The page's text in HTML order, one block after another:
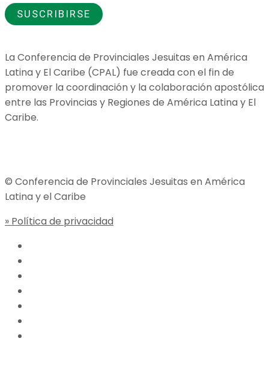
La Conferencia de Provinciales Jesuitas en América
Latina y El Caribe (CPAL) fue creada con el fin de
promover la coordinación y la colaboración apostólica
entre las Provincias y Regiones de América Latina y El
Caribe.
© Conferencia de Provinciales Jesuitas en América
Latina y el Caribe
» Política de privacidad